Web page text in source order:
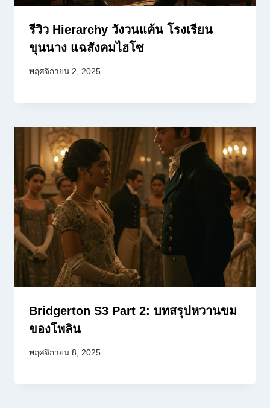
รีวิว Hierarchy วังวนแค้น โรงเรียน
ขุนนาง แฉสังคมไฮโซ
พฤศจิกายน 2, 2025
Bridgerton S3 Part 2: บทสรุปหวานขม
ของโพลิน
พฤศจิกายน 8, 2025